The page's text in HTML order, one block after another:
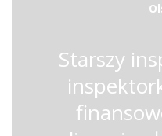
Starszy